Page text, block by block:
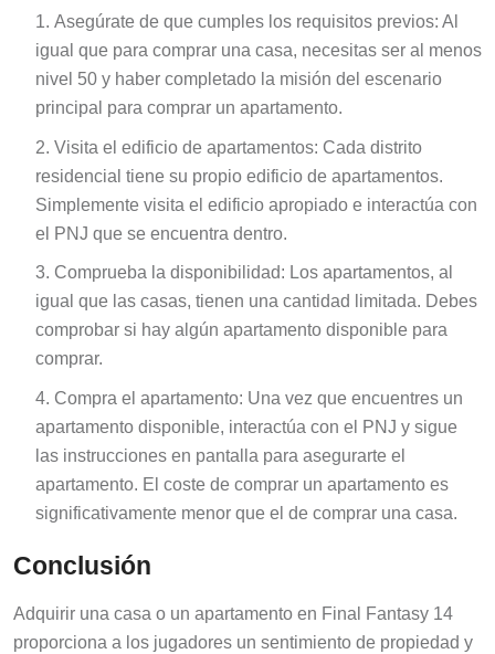
Asegúrate de que cumples los requisitos previos: Al
igual que para comprar una casa, necesitas ser al menos
nivel 50 y haber completado la misión del escenario
principal para comprar un apartamento.
Visita el edificio de apartamentos: Cada distrito
residencial tiene su propio edificio de apartamentos.
Simplemente visita el edificio apropiado e interactúa con
el PNJ que se encuentra dentro.
Comprueba la disponibilidad: Los apartamentos, al
igual que las casas, tienen una cantidad limitada. Debes
comprobar si hay algún apartamento disponible para
comprar.
Compra el apartamento: Una vez que encuentres un
apartamento disponible, interactúa con el PNJ y sigue
las instrucciones en pantalla para asegurarte el
apartamento. El coste de comprar un apartamento es
significativamente menor que el de comprar una casa.
Conclusión
Adquirir una casa o un apartamento en Final Fantasy 14
proporciona a los jugadores un sentimiento de propiedad y